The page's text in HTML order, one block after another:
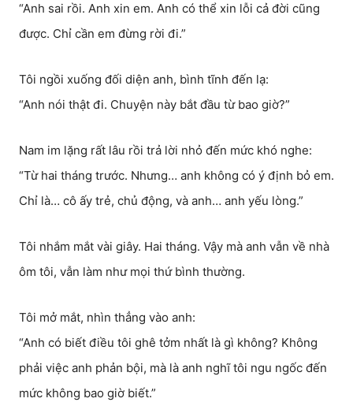
“Anh sai rồi. Anh xin em. Anh có thể xin lỗi cả đời cũng
được. Chỉ cần em đừng rời đi.”
Tôi ngồi xuống đối diện anh, bình tĩnh đến lạ:
“Anh nói thật đi. Chuyện này bắt đầu từ bao giờ?”
Nam im lặng rất lâu rồi trả lời nhỏ đến mức khó nghe:
“Từ hai tháng trước. Nhưng… anh không có ý định bỏ em.
Chỉ là… cô ấy trẻ, chủ động, và anh… anh yếu lòng.”
Tôi nhắm mắt vài giây. Hai tháng. Vậy mà anh vẫn về nhà
ôm tôi, vẫn làm như mọi thứ bình thường.
Tôi mở mắt, nhìn thẳng vào anh:
“Anh có biết điều tôi ghê tởm nhất là gì không? Không
phải việc anh phản bội, mà là anh nghĩ tôi ngu ngốc đến
mức không bao giờ biết.”